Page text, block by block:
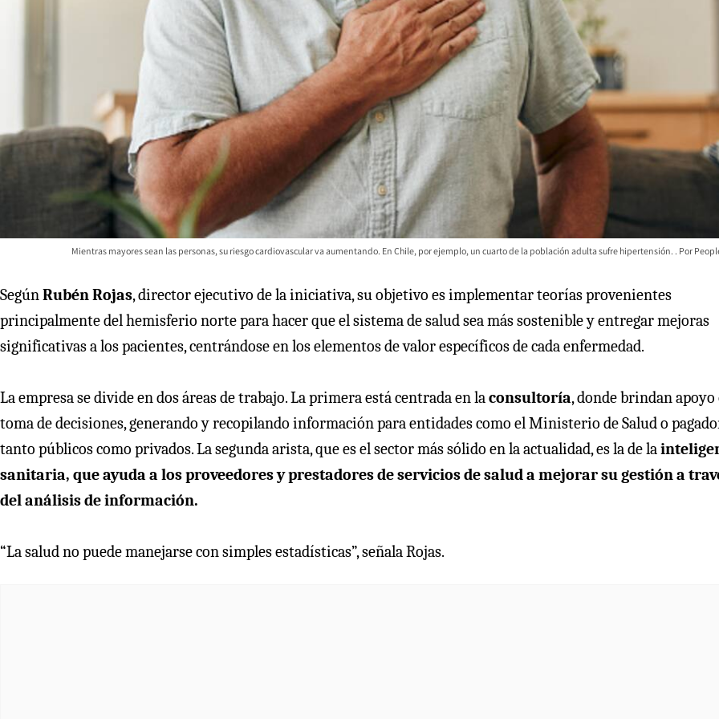
Mientras mayores sean las personas, su riesgo cardiovascular va aumentando. En Chile, por ejemplo, un cuarto de la población adulta sufre hipertensión.
SegúnRubén Rojas, director ejecutivo de la iniciativa, su objetivo es implementar teorías provenientes
principalmente del hemisferio norte para hacer que el sistema de salud sea más sostenible y entregar mejoras
significativas a los pacientes, centrándose en los elementos de valor específicos de cada enfermedad.
La empresa se divide en dos áreas de trabajo. La primera está centrada en laconsultoría, donde brindan apoyo
toma de decisiones, generando y recopilando información para entidades como el Ministerio de Salud o
tanto públicos como privados. La segunda arista, que es el sector más sólido en la actualidad, es la de la
sanitaria, que ayuda a los proveedores y prestadores de servicios de salud a mejorar su gestión a
del análisis de información.
“La salud no puede manejarse con simples estadísticas”, señala Rojas.